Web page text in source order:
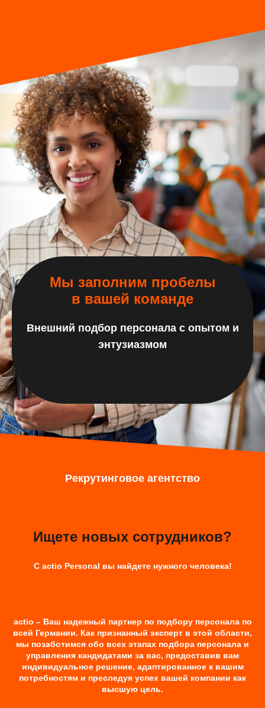
Мы заполним пробелы
в вашей команде
Внешний подбор персонала с опытом и
энтузиазмом
Рекрутинговое агентство
Ищете новых сотрудников?
С actio Personal вы найдете нужного человека!
actio – Ваш надежный партнер по подбору персонала по
всей Германии. Как признанный эксперт в этой области,
мы позаботимся обо всех этапах подбора персонала и
управления кандидатами за вас, предоставив вам
индивидуальное решение, адаптированное к вашим
потребностям и преследуя успех вашей компании как
высшую цель.